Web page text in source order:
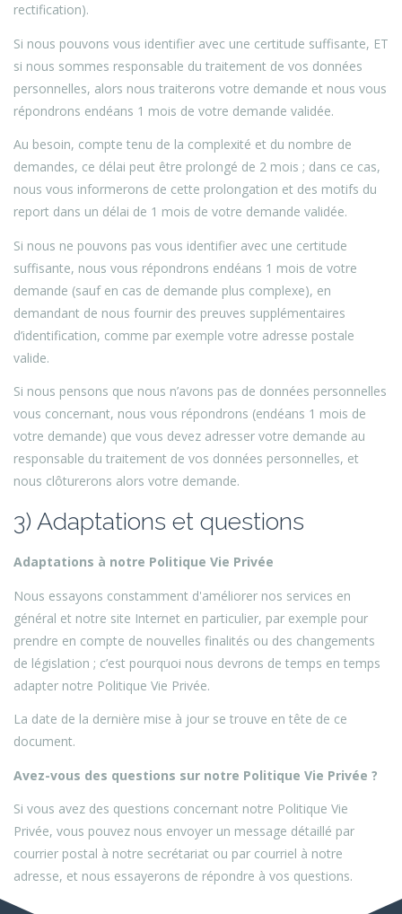
rectification).
Si nous pouvons vous identifier avec une certitude suffisante, ET
si nous sommes responsable du traitement de vos données
personnelles, alors nous traiterons votre demande et nous vous
répondrons endéans 1 mois de votre demande validée.
Au besoin, compte tenu de la complexité et du nombre de
demandes, ce délai peut être prolongé de 2 mois ; dans ce cas,
nous vous informerons de cette prolongation et des motifs du
report dans un délai de 1 mois de votre demande validée.
Si nous ne pouvons pas vous identifier avec une certitude
suffisante, nous vous répondrons endéans 1 mois de votre
demande (sauf en cas de demande plus complexe), en
demandant de nous fournir des preuves supplémentaires
d’identification, comme par exemple votre adresse postale
valide.
Si nous pensons que nous n’avons pas de données personnelles
vous concernant, nous vous répondrons (endéans 1 mois de
votre demande) que vous devez adresser votre demande au
responsable du traitement de vos données personnelles, et
nous clôturerons alors votre demande.
3) Adaptations et questions
Adaptations à notre Politique Vie Privée
Nous essayons constamment d'améliorer nos services en
général et notre site Internet en particulier, par exemple pour
prendre en compte de nouvelles finalités ou des changements
de législation ; c’est pourquoi nous devrons de temps en temps
adapter notre Politique Vie Privée.
La date de la dernière mise à jour se trouve en tête de ce
document.
Avez-vous des questions sur notre Politique Vie Privée ?
Si vous avez des questions concernant notre Politique Vie
Privée, vous pouvez nous envoyer un message détaillé par
courrier postal à notre secrétariat ou par courriel à notre
adresse, et nous essayerons de répondre à vos questions.